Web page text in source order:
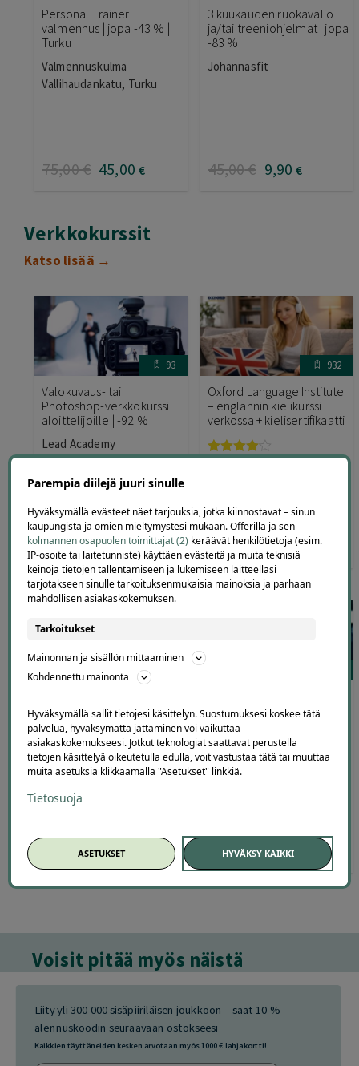
Personal Trainer
valmennus | jopa -43 % |
Turku
Valmennuskulma
Vallihaudankatu, Turku
75,00€ 45,00 €
3 kuukauden ruokavalio
ja/tai treeniohjelmat | jopa
-83 %
Johannasfit
45,00€ 9,90 €
Verkkokurssit
Katso lisää →
93
Valokuvaus- tai
Photoshop-verkkokurssi
aloittelijoille | -92 %
Lead Academy
125,00€ 9,90 €
932
Oxford Language Institute
– englannin kielikurssi
verkossa + kielisertifikaatti
499,00 € 19,00 €
verkossa | -96 %
,00€ 10,99
aloittelijoille | -97 %
361,45€ 10,99
Voisit pitää myös näistä
Liity yli 300 000 sisäpiiriläisen joukkoon – saat 10 %
alennuskoodin seuraavaan ostokseesi
Kaikkien täyttäneiden kesken arvotaan myös 1000 € lahjakortti!
Parempia diilejä juuri sinulle
Hyväksymällä evästeet näet tarjouksia, jotka kiinnostavat – sinun
kaupungista ja omien mieltymystesi mukaan. Offerilla ja sen
kolmannen osapuolen toimittajat (2) keräävät henkilötietoja (esim.
IP-osoite tai laitetunniste) käyttäen evästeitä ja muita teknisiä
keinoja tietojen tallentamiseen ja lukemiseen laitteellasi
tarjotakseen sinulle tarkoituksenmukaisia mainoksia ja parhaan
mahdollisen asiakaskokemuksen.
Tarkoitukset
Mainonnan ja sisällön mittaaminen
Kohdennettu mainonta
Hyväksymällä sallit tietojesi käsittelyn. Suostumuksesi koskee tätä
palvelua, hyväksymättä jättäminen voi vaikuttaa
asiakaskokemukseesi. Jotkut teknologiat saattavat perustella
tietojen käsittelyä oikeutetulla edulla, voit vastustaa tätä tai muuttaa
muita asetuksia klikkaamalla "Asetukset" linkkiä.
Tietosuoja
ASETUKSET HYVÄKSY KAIKKI